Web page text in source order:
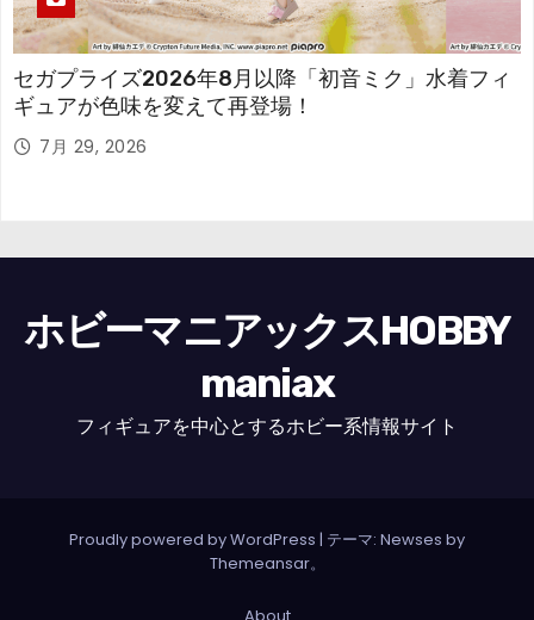
セガプライズ2026年8月以降「初音ミク」水着フィ
ギュアが色味を変えて再登場！
7月 29, 2026
ホビーマニアックスHOBBY
maniax
フィギュアを中心とするホビー系情報サイト
Proudly powered by WordPress | テーマ: Newses by
Themeansar。